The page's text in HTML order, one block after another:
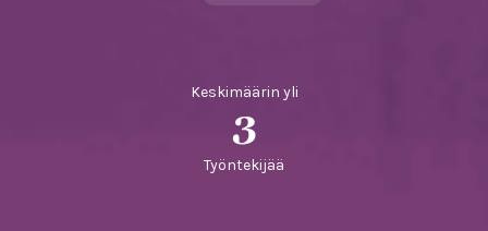
Keskimäärin yli
3
Työntekijää